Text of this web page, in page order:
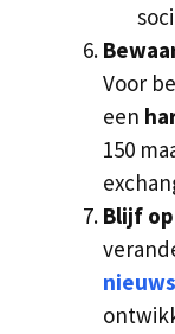
Voor
een
150
Blijf
nieuws